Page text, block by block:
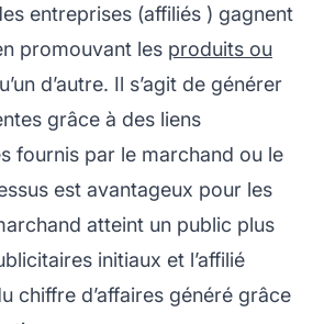
entreprises (affiliés ) gagnent
promouvant les produits ou
d’autre. Il s’agit de générer
grâce à des liens
fournis par le marchand ou le
est avantageux pour les
atteint un public plus
initiaux et l’affilié
chiffre d’affaires généré grâce